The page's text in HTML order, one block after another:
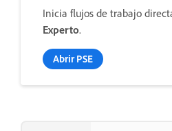
Inicia flujos de trabajo
Experto.
Abrir PSE